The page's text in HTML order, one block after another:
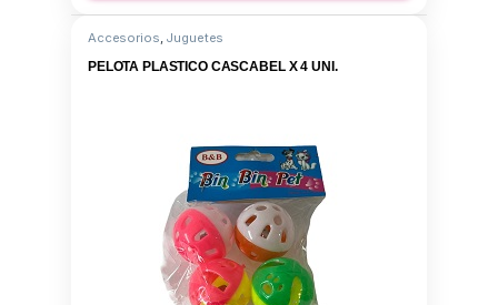
Accesorios, Juguetes
PELOTA PLASTICO CASCABEL X 4 UNI.